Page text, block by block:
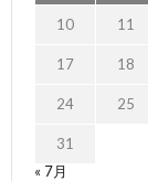
10 11
17 18
24 25
31
« 7月